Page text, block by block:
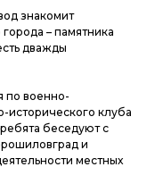
знакомит
– памятника
дважды
по военно-
исторического клуба
беседуют с
и
местных